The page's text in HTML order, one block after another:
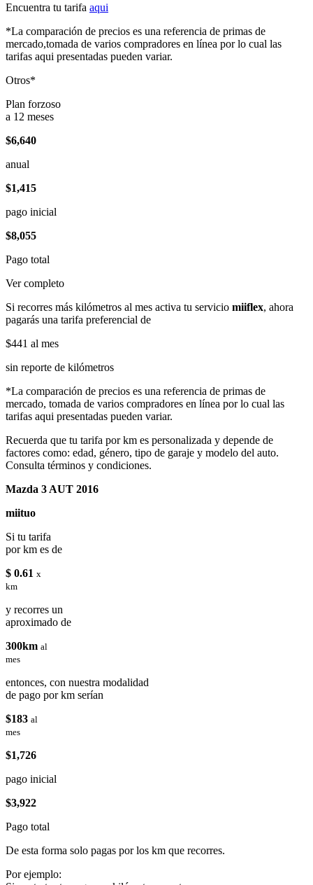
Encuentra tu tarifa aqui
*La comparación de precios es una referencia de primas de
mercado,tomada de varios compradores en línea por lo cual las
tarifas aqui presentadas pueden variar.
Otros*
Plan forzoso
a 12 meses
$6,640
anual
$1,415
pago inicial
$8,055
Pago total
Ver completo
Si recorres más kilómetros al mes activa tu servicio miiflex, ahora
pagarás una tarifa preferencial de
$441 al mes
sin reporte de kilómetros
*La comparación de precios es una referencia de primas de
mercado, tomada de varios compradores en línea por lo cual las
tarifas aqui presentadas pueden variar.
Recuerda que tu tarifa por km es personalizada y depende de
factores como: edad, género, tipo de garaje y modelo del auto.
Consulta términos y condiciones.
Mazda 3 AUT 2016
miituo
Si tu tarifa
por km es de
$ 0.61 x
km
y recorres un
aproximado de
300km al
mes
entonces, con nuestra modalidad
de pago por km serían
$183 al
mes
$1,726
pago inicial
$3,922
Pago total
De esta forma solo pagas por los km que recorres.
Por ejemplo: